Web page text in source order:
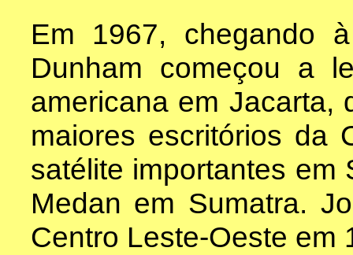
Em 1967, chegando
Dunham começou a
americana em Jacarta,
maiores escritórios da
satélite importantes em
Medan em Sumatra.
Centro Leste-Oeste em